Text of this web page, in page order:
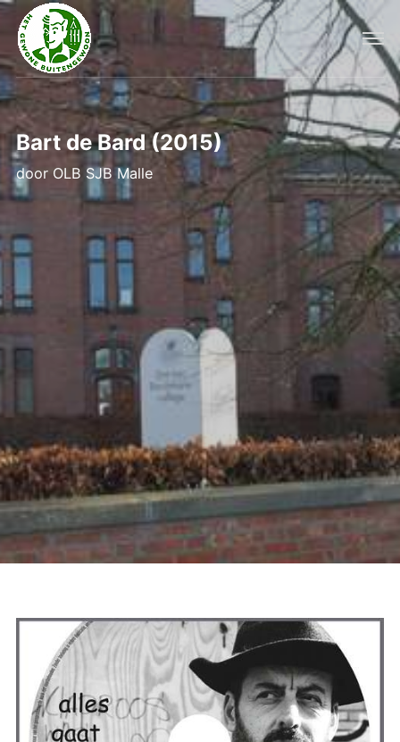
Bart de Bard (2015)
door OLB SJB Malle